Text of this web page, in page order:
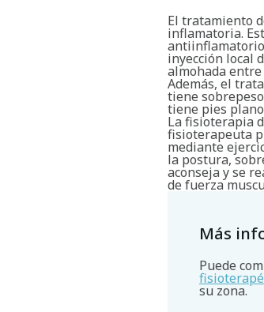
El tratamiento
inflamatoria.
inyección local
almohada
Además, el
tiene
tiene pies
La fisioterapia
fisioterapeuta
mediante
la postura,
aconseja y se
de fuerza
Más
Puede
su zona.